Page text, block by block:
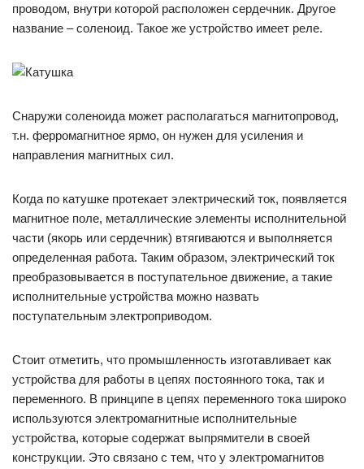
проводом, внутри которой расположен сердечник. Другое
название – соленоид. Такое же устройство имеет реле.
Снаружи соленоида может располагаться магнитопровод,
т.н. ферромагнитное ярмо, он нужен для усиления и
направления магнитных сил.
Когда по катушке протекает электрический ток, появляется
магнитное поле, металлические элементы исполнительной
части (якорь или сердечник) втягиваются и выполняется
определенная работа. Таким образом, электрический ток
преобразовывается в поступательное движение, а такие
исполнительные устройства можно назвать
поступательным электроприводом.
Стоит отметить, что промышленность изготавливает как
устройства для работы в цепях постоянного тока, так и
переменного. В принципе в цепях переменного тока широко
используются электромагнитные исполнительные
устройства, которые содержат выпрямители в своей
конструкции. Это связано с тем, что у электромагнитов